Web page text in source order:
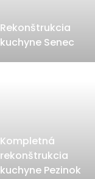
Rekonštrukcia
kuchyne Senec
Kompletná
rekonštrukcia
kuchyne Pezinok